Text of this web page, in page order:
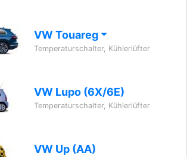
VW Touareg
Temperaturschalter, Kühlerlüfter
VW Lupo (6X/6E)
Temperaturschalter, Kühlerlüfter
VW Up (AA)